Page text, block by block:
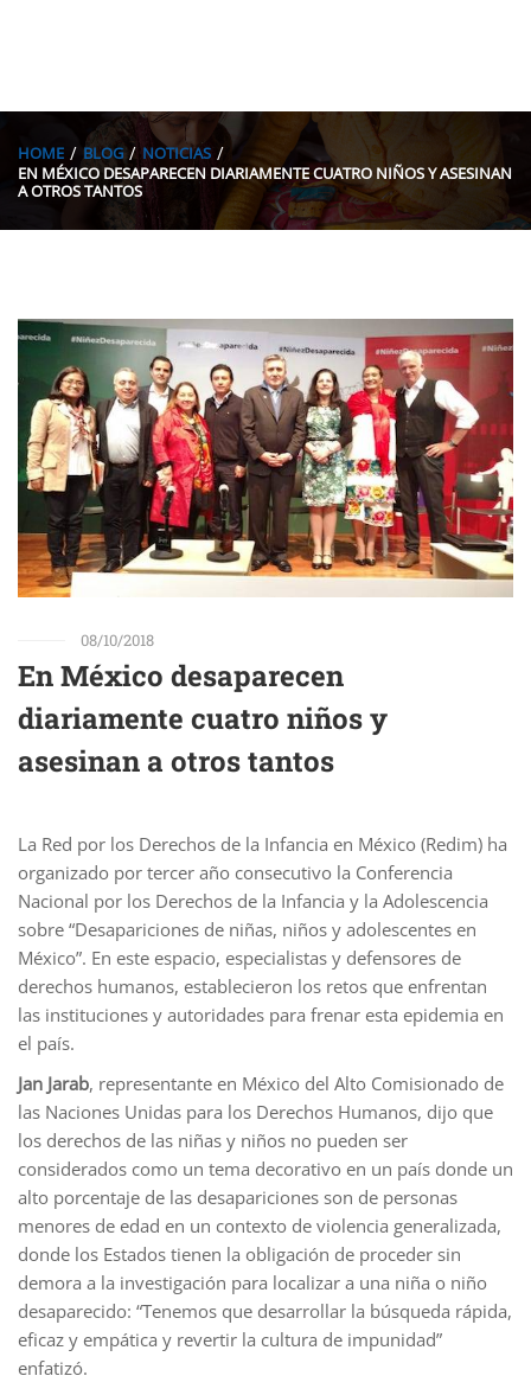
HOME BLOG
NOTICIAS
EN MÉXICO DESAPARECEN DIARIAMENTE CUATRO NIÑOS Y ASESINAN
A OTROS TANTOS
08/10/2018
En México desaparecen
diariamente cuatro niños y
asesinan a otros tantos
La Red por los Derechos de la Infancia en México (Redim) ha
organizado por tercer año consecutivo la Conferencia
Nacional por los Derechos de la Infancia y la Adolescencia
sobre “Desapariciones de niñas, niños y adolescentes en
México”. En este espacio, especialistas y defensores de
derechos humanos, establecieron los retos que enfrentan
las instituciones y autoridades para frenar esta epidemia en
el país.
Jan Jarab, representante en México del Alto Comisionado de
las Naciones Unidas para los Derechos Humanos, dijo que
los derechos de las niñas y niños no pueden ser
considerados como un tema decorativo en un país donde un
alto porcentaje de las desapariciones son de personas
menores de edad en un contexto de violencia generalizada,
donde los Estados tienen la obligación de proceder sin
demora a la investigación para localizar a una niña o niño
desaparecido: “Tenemos que desarrollar la búsqueda rápida,
eficaz y empática y revertir la cultura de impunidad”
enfatizó.